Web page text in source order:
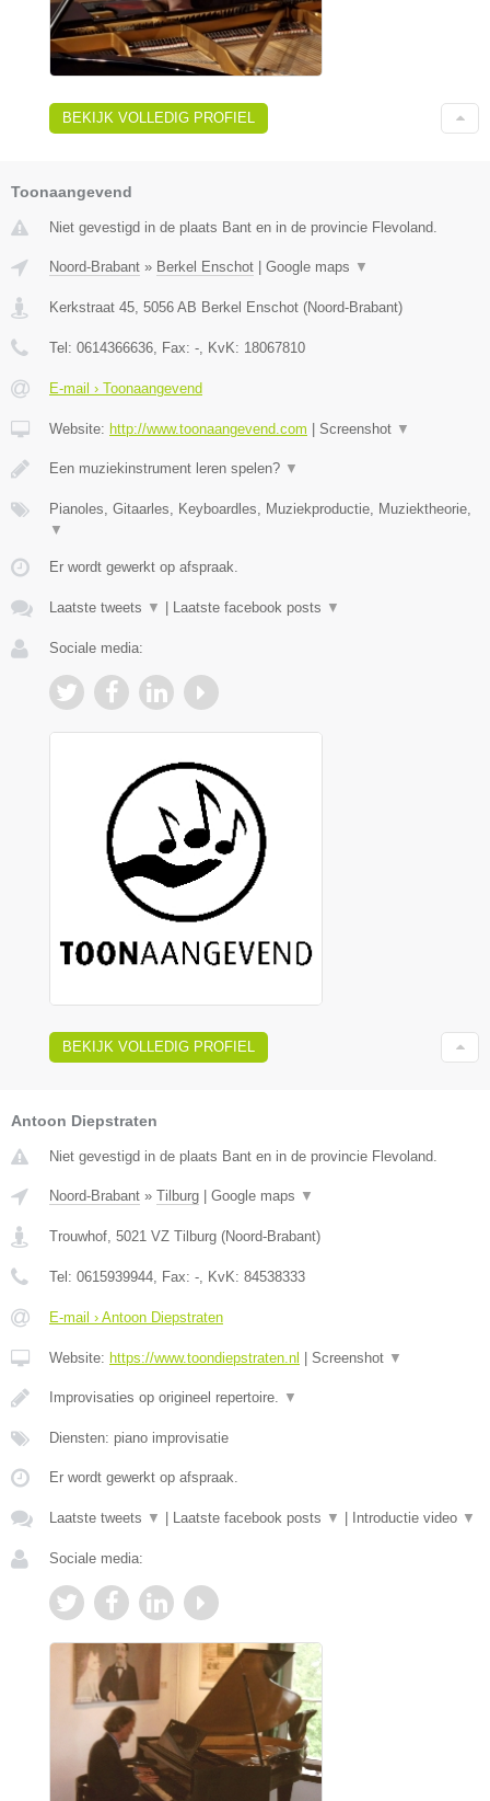
BEKIJK VOLLEDIG PROFIEL
Toonaangevend
Niet gevestigd in de plaats Bant en in de provincie Flevoland.
Noord-Brabant » Berkel Enschot | Google maps ▼
Kerkstraat 45 5056 AB Berkel Enschot (Noord-Brabant)
Tel: 0614366636 , Fax: - , KvK: 18067810
E-mail › Toonaangevend
Website: http://www.toonaangevend.com | Screenshot ▼
Een muziekinstrument leren spelen? ▼
Pianoles, Gitaarles, Keyboardles, Muziekproductie, Muziektheorie,
▼
Er wordt gewerkt op afspraak.
Laatste tweets ▼ | Laatste facebook posts ▼
Sociale media:
BEKIJK VOLLEDIG PROFIEL
Antoon Diepstraten
Niet gevestigd in de plaats Bant en in de provincie Flevoland.
Noord-Brabant » Tilburg | Google maps ▼
Trouwhof 5021 VZ Tilburg (Noord-Brabant)
Tel: 0615939944 , Fax: - , KvK: 84538333
E-mail › Antoon Diepstraten
Website: https://www.toondiepstraten.nl | Screenshot ▼
Improvisaties op origineel repertoire. ▼
Diensten: piano improvisatie
Er wordt gewerkt op afspraak.
Laatste tweets ▼ | Laatste facebook posts ▼ | Introductie video ▼
Sociale media: